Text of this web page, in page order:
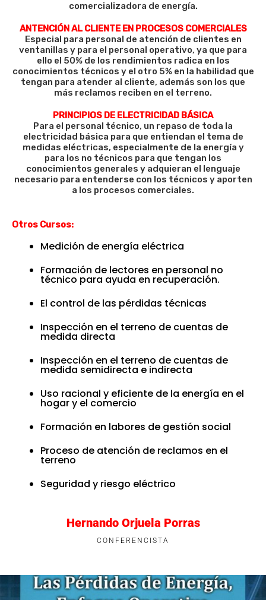
comercializadora de energía.
ANTENCIÓN AL CLIENTE EN PROCESOS COMERCIALES
Especial para personal de atención de clientes en
ventanillas y para el personal operativo, ya que para
ello el 50% de los rendimientos radica en los
conocimientos técnicos y el otro 5% en la habilidad que
tengan para atender al cliente, además son los que
más reclamos reciben en el terreno.
PRINCIPIOS DE ELECTRICIDAD BÁSICA
Para el personal técnico, un repaso de toda la
electricidad básica para que entiendan el tema de
medidas eléctricas, especialmente de la energía y
para los no técnicos para que tengan los
conocimientos generales y adquieran el lenguaje
necesario para entenderse con los técnicos y aporten
a los procesos comerciales.
Otros Cursos:
Medición de energía eléctrica
Formación de lectores en personal no
técnico para ayuda en recuperación.
El control de las pérdidas técnicas
Inspección en el terreno de cuentas de
medida directa
Inspección en el terreno de cuentas de
medida semidirecta e indirecta
Uso racional y eficiente de la energía en el
hogar y el comercio
Formación en labores de gestión social
Proceso de atención de reclamos en el
terreno
Seguridad y riesgo eléctrico
Hernando Orjuela Porras
CONFERENCISTA